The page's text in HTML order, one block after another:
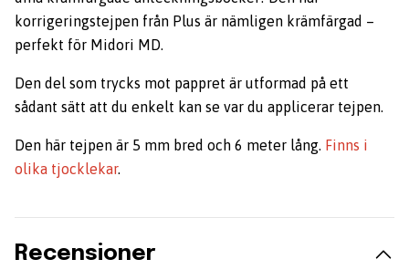
korrigeringstejpen från Plus är nämligen krämfärgad –
perfekt för Midori MD.
Den del som trycks mot pappret är utformad på ett
sådant sätt att du enkelt kan se var du applicerar tejpen.
Den här tejpen är 5 mm bred och 6 meter lång. Finns i
olika tjocklekar.
Recensioner